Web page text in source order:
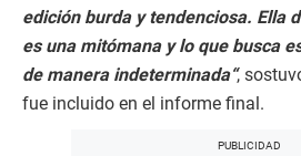
edición burda y tendenciosa. Ella
es una mitómana y lo que busca
de manera indeterminada“,
fue incluido en el informe final.